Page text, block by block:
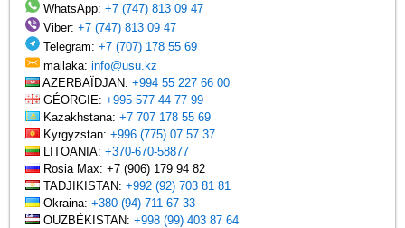
WhatsApp:+7 (747) 813 09 47
Viber:+7 (747) 813 09 47
Telegram:+7 (707) 178 55 69
mailaka:info@usu.kz
AZERBAÏDJAN:+994 55 227 66 00
GÉORGIE:+995 577 44 77 99
Kazakhstana:+7 707 178 55 69
Kyrgyzstan:+996 (775) 07 57 37
LITOANIA:+370-670-58877
Rosia Max: +7 (906) 179 94 82
TADJIKISTAN:+992 (92) 703 81 81
Okraina:+380 (94) 711 67 33
OUZBÉKISTAN:+998 (99) 403 87 64